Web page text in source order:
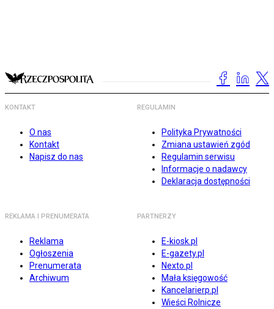
KONTAKT
O nas
Kontakt
Napisz do nas
REGULAMIN
Polityka Prywatności
Zmiana ustawień zgód
Regulamin serwisu
Informacje o nadawcy
Deklaracja dostępności
REKLAMA I PRENUMERATA
Reklama
Ogłoszenia
Prenumerata
Archiwum
PARTNERZY
E-kiosk.pl
E-gazety.pl
Nexto.pl
Mała księgowość
Kancelarierp.pl
Wieści Rolnicze